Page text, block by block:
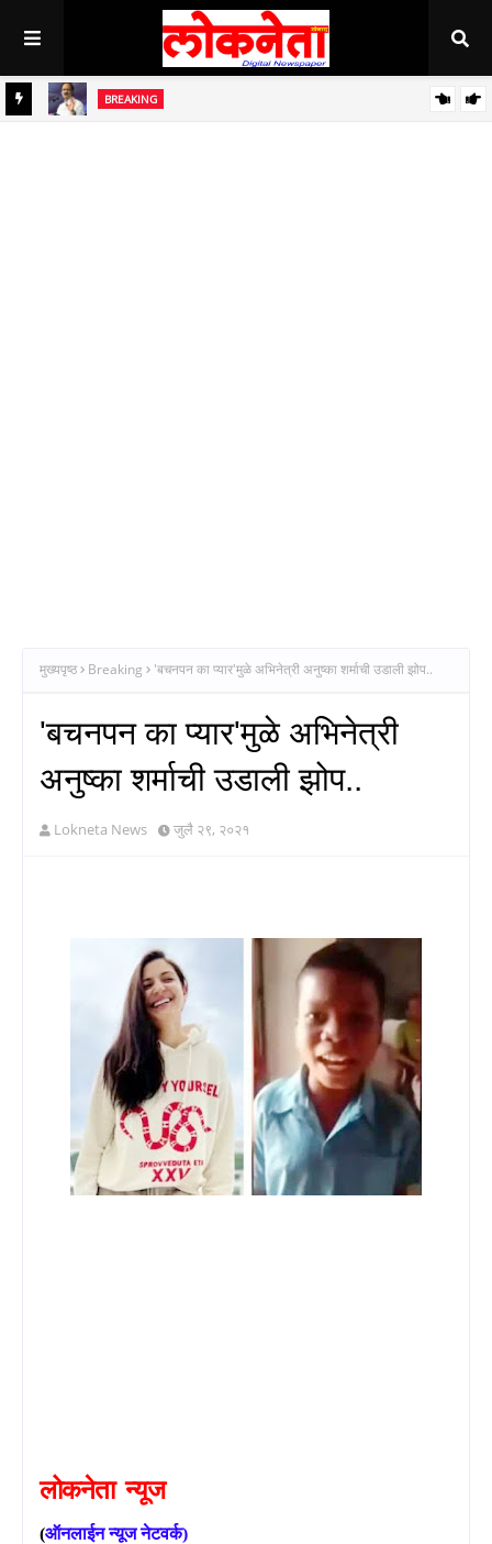
BREAKING
मुख्यपृष्ठ Breaking 'बचनपन का प्यार'मुळे अभिनेत्री अनुष्का शर्माची उडाली झोप..
'बचनपन का प्यार'मुळे अभिनेत्री
अनुष्का शर्माची उडाली झोप..
Lokneta News जुलै २९, २०२१
लोकनेता न्यूज
(ऑनलाईन न्यूज नेटवर्क)